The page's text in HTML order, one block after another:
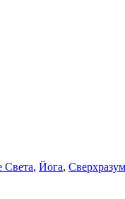
Света, Йога, Сверхразум